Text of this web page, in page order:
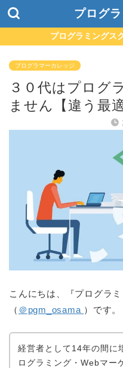
プログ
プログラミングス
プログラマーカレッジ
３０代はプログ
ません【違う最
こんにちは、『プログラ
（ ＠pgm_osama ）です。
経営者として14年の間に
ログラミング・Webマー